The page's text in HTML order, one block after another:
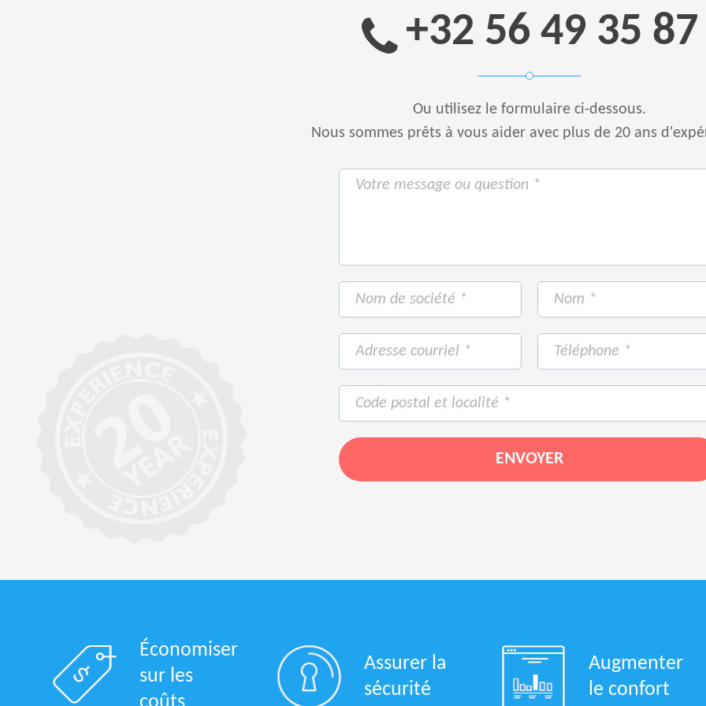
+32 56 49 35 87
Ou utilisez le formulaire ci-dessous.
Nous sommes prêts à vous aider avec plus de 20 ans
Économiser
sur les
Assurer la
sécurité
Augmenter
le confort